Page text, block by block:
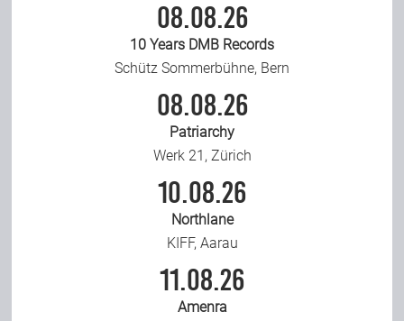
08.08.26
10 Years DMB Records
Schütz Sommerbühne, Bern
08.08.26
Patriarchy
Werk 21, Zürich
10.08.26
Northlane
KIFF, Aarau
11.08.26
Amenra